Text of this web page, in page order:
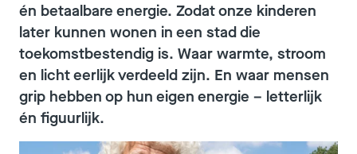
én betaalbare energie. Zodat onze kinderen
later kunnen wonen in een stad die
toekomstbestendig is. Waar warmte, stroom
en licht eerlijk verdeeld zijn. En waar mensen
grip hebben op hun eigen energie – letterlijk
én figuurlijk.